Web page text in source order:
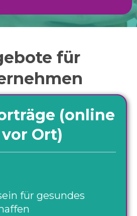
für
(online
vor Ort)
für gesundes